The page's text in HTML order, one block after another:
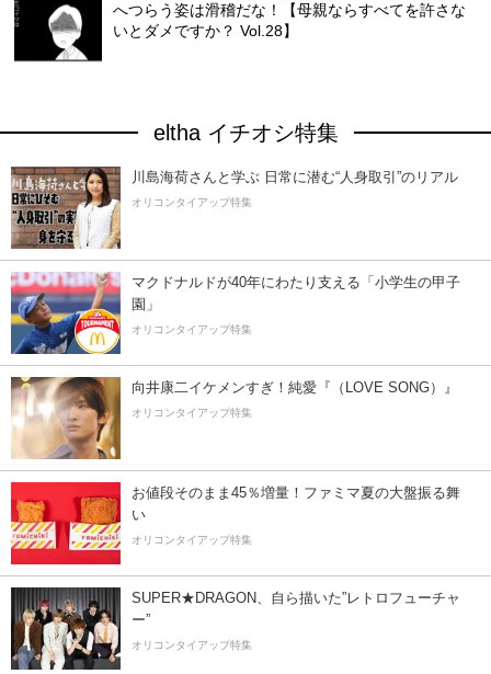
へつらう姿は滑稽だな！【母親ならすべてを許さな
いとダメですか？ Vol.28】
eltha イチオシ特集
川島海荷さんと学ぶ 日常に潜む“人身取引”のリアル
オリコンタイアップ特集
マクドナルドが40年にわたり支える「小学生の甲子
園」
オリコンタイアップ特集
向井康二イケメンすぎ！純愛『（LOVE SONG）』
オリコンタイアップ特集
お値段そのまま45％増量！ファミマ夏の大盤振る舞
い
オリコンタイアップ特集
SUPER★DRAGON、自ら描いた”レトロフューチャ
ー”
オリコンタイアップ特集